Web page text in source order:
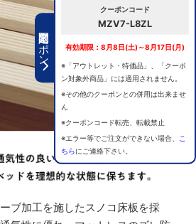
期間限定クーポン
クーポンコード
MZV7-L8ZL
有効期限：8月8日(土)～8月17日(月)
※「アウトレット・特価品」、「クーポ
ン対象外商品」には適用されません。
※その他のクーポンとの併用は出来ませ
ん
※クーポンコード転売、転載禁止
※エラー等でご注文ができない場合、
こ
ちらにご連絡下さい。
ブ加工を施したスノコ床板を採